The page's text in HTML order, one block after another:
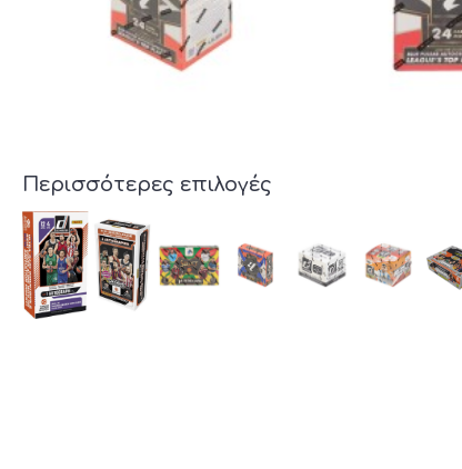
Περισσότερες επιλογές